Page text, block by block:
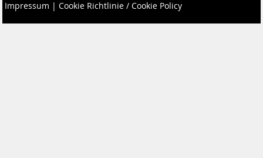
Impressum | Cookie Richtlinie / Cookie Policy